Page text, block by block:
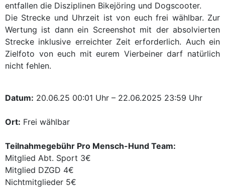
entfallen die Disziplinen Bikejöring und Dogscooter.
Die Strecke und Uhrzeit ist von euch frei wählbar. Zur
Wertung ist dann ein Screenshot mit der absolvierten
Strecke inklusive erreichter Zeit erforderlich. Auch ein
Zielfoto von euch mit eurem Vierbeiner darf natürlich
nicht fehlen.
Datum: 20.06.25 00:01 Uhr – 22.06.2025 23:59 Uhr
Ort: Frei wählbar
Teilnahmegebühr Pro Mensch-Hund Team:
Mitglied Abt. Sport 3€
Mitglied DZGD 4€
Nichtmitglieder 5€